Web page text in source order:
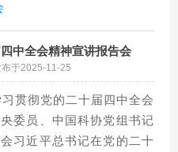
中全会精神宣讲报告会
于2025-11-25
贯彻党的二十届四中全会
委员、中国科协党组书记
习近平总书记在党的二十